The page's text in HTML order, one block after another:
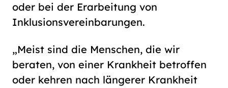
oder bei der Erarbeitung von
Inklusionsvereinbarungen.
„Meist sind die Menschen, die wir
beraten, von einer Krankheit betroffen
oder kehren nach längerer Krankheit